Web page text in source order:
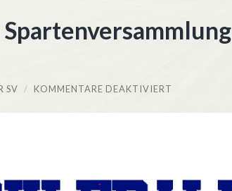
SV / KOMMENTARE DEAKTIVIERT
ZUR